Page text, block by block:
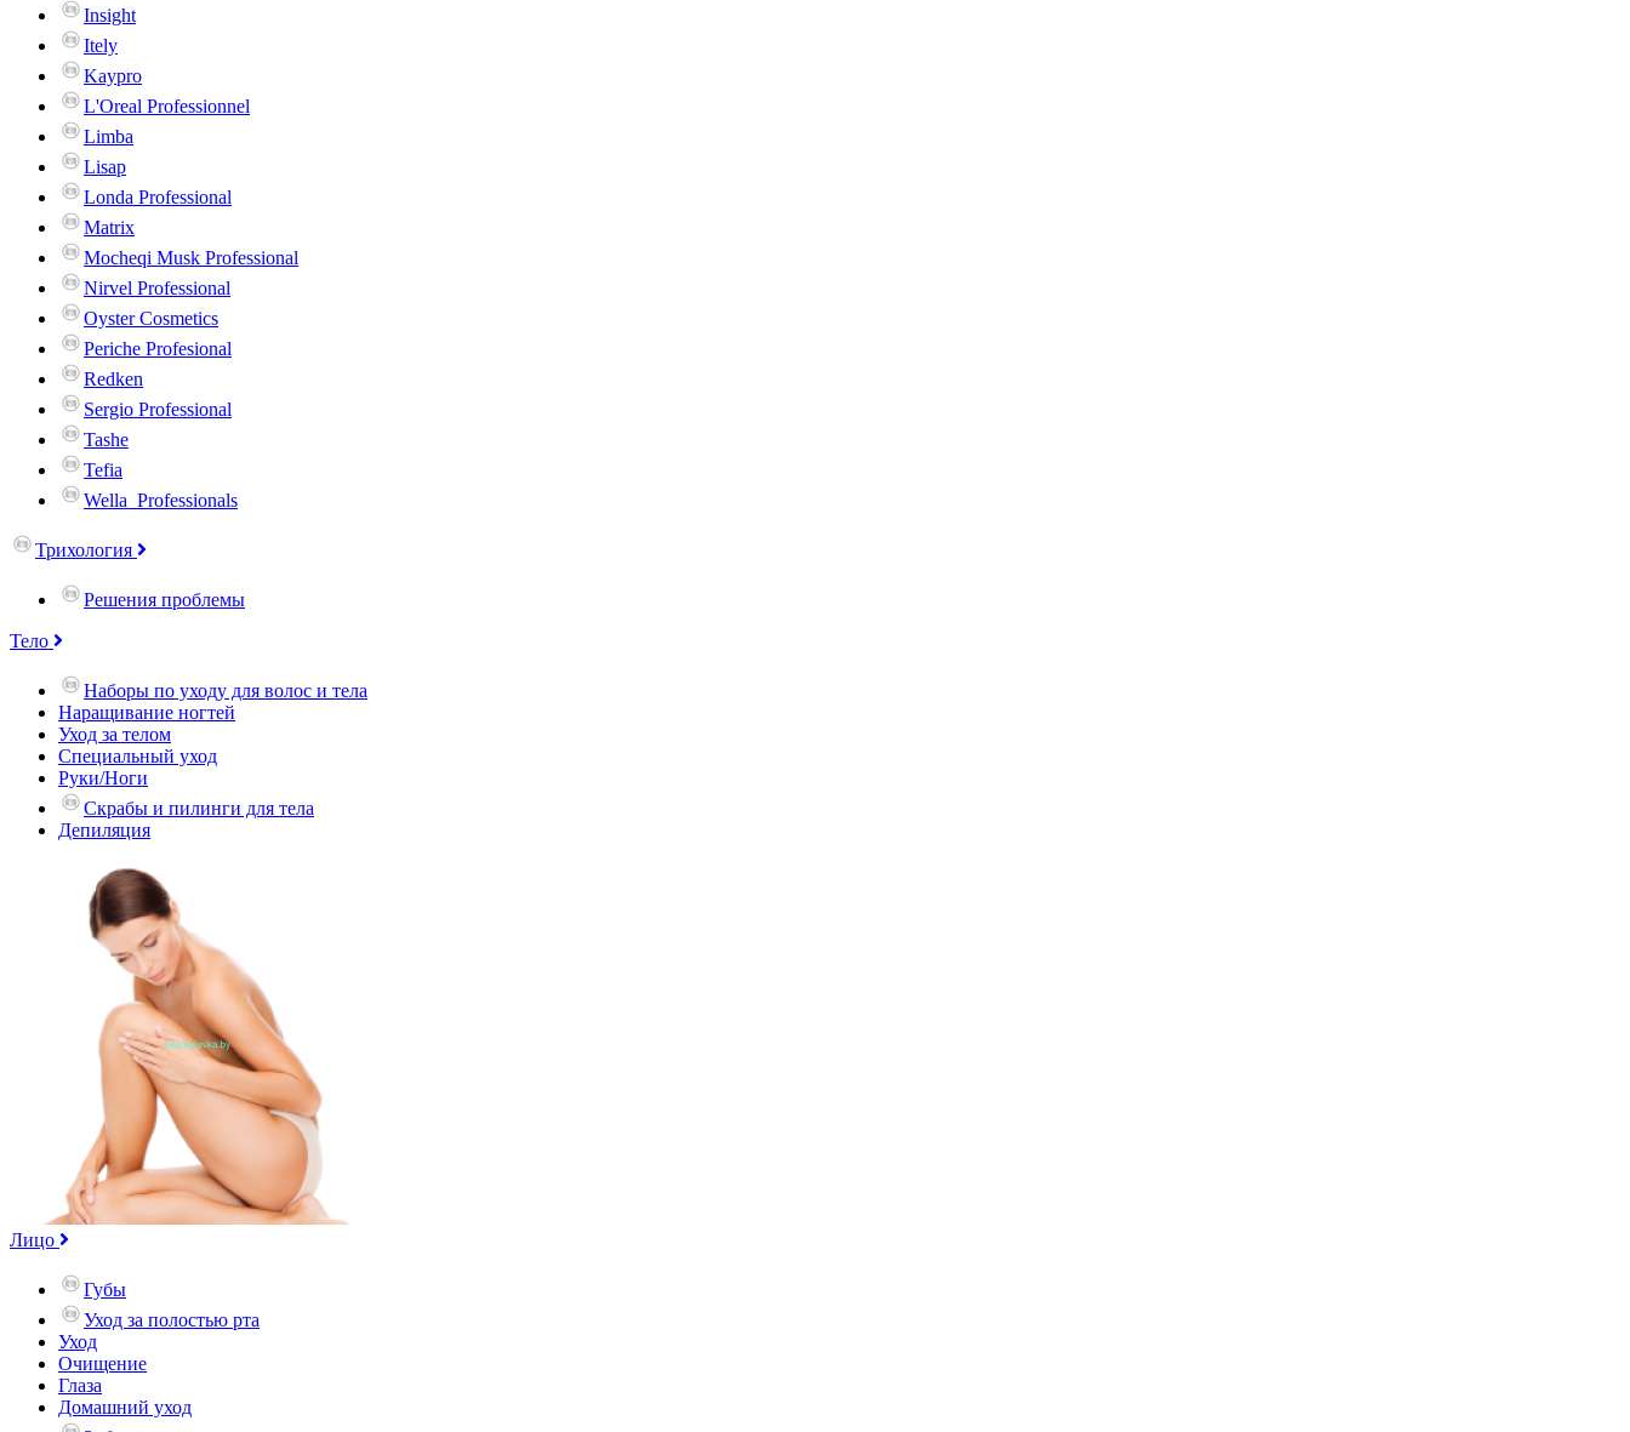
Insight
Itely
Kaypro
L'Oreal Professionnel
Limba
Lisap
Londa Professional
Matrix
Mocheqi Musk Professional
Nirvel Professional
Oyster Cosmetics
Periche Profesional
Redken
Sergio Professional
Tashe
Tefia
Wella_Professionals
Трихология
Решения проблемы
Тело
Наборы по уходу для волос и тела
Наращивание ногтей
Уход за телом
Специальный уход
Руки/Ноги
Скрабы и пилинги для тела
Депиляция
Лицо
Губы
Уход за полостью рта
Уход
Очищение
Глаза
Домашний уход